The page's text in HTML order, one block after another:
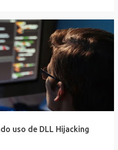
uso de DLL Hijacking